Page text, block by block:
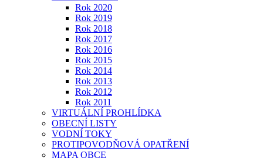
Rok 2020
Rok 2019
Rok 2018
Rok 2017
Rok 2016
Rok 2015
Rok 2014
Rok 2013
Rok 2012
Rok 2011
VIRTUÁLNÍ PROHLÍDKA
OBECNÍ LISTY
VODNÍ TOKY
PROTIPOVODŇOVÁ OPATŘENÍ
MAPA OBCE